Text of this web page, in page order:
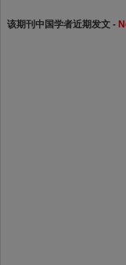
该期刊中国学者近期发文 -